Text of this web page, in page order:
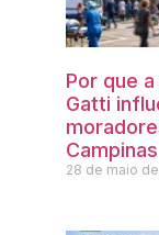
Por que
Gatti
Campinas
28 de maio